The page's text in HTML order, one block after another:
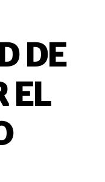
DE
EL